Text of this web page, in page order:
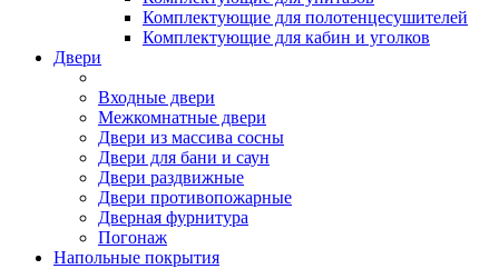
Комплектующие для полотенцесушителей
Комплектующие для кабин и уголков
Двери
Входные двери
Межкомнатные двери
Двери из массива сосны
Двери для бани и саун
Двери раздвижные
Двери противопожарные
Дверная фурнитура
Погонаж
Напольные покрытия